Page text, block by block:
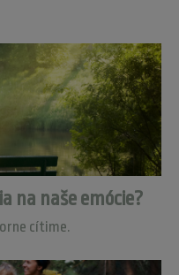
na naše emócie?
cítime.